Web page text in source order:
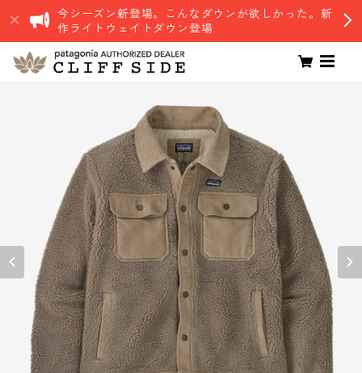
今シーズン新登場。こんなダウンが欲しかった。新
作ライトウェイトダウン登場